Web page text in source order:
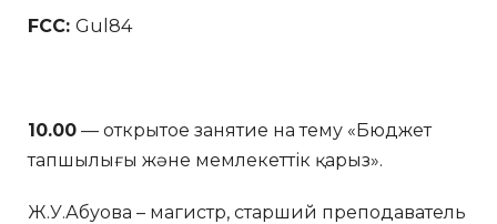
FCC: Gul84
10.00 — открытое занятие на тему «Бюджет
тапшылығы және мемлекеттік қарыз».
Ж.У.Абуова – магистр, старший преподаватель